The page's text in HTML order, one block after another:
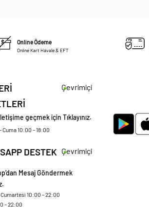
Online Ödeme
Online Kart Havale & EFT
Çevrimiçi
geçmek için Tıklayınız.
Cuma 10:00 – 18:00
DESTEK Çevrimiçi
Mesaj Göndermek
10:00 – 22:00
– 22:00